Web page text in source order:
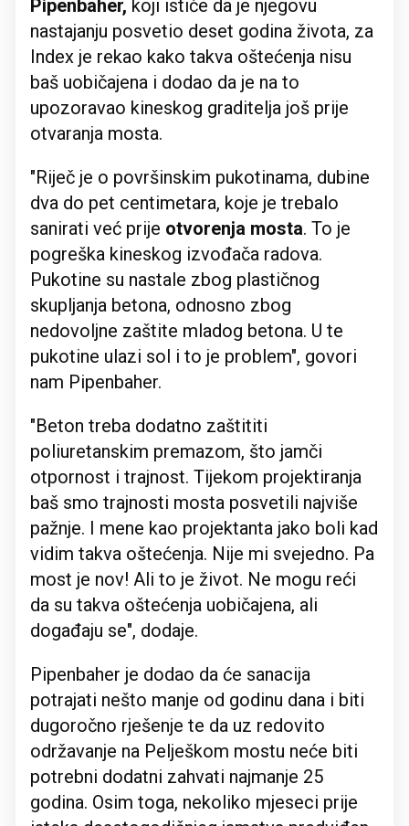
Pipenbaher, koji ističe da je njegovu
nastajanju posvetio deset godina života, za
Index je rekao kako takva oštećenja nisu
baš uobičajena i dodao da je na to
upozoravao kineskog graditelja još prije
otvaranja mosta.
"Riječ je o površinskim pukotinama, dubine
dva do pet centimetara, koje je trebalo
sanirati već prije otvorenja mosta. To je
pogreška kineskog izvođača radova.
Pukotine su nastale zbog plastičnog
skupljanja betona, odnosno zbog
nedovoljne zaštite mladog betona. U te
pukotine ulazi sol i to je problem", govori
nam Pipenbaher.
"Beton treba dodatno zaštititi
poliuretanskim premazom, što jamči
otpornost i trajnost. Tijekom projektiranja
baš smo trajnosti mosta posvetili najviše
pažnje. I mene kao projektanta jako boli kad
vidim takva oštećenja. Nije mi svejedno. Pa
most je nov! Ali to je život. Ne mogu reći
da su takva oštećenja uobičajena, ali
događaju se", dodaje.
Pipenbaher je dodao da će sanacija
potrajati nešto manje od godinu dana i biti
dugoročno rješenje te da uz redovito
održavanje na Pelješkom mostu neće biti
potrebni dodatni zahvati najmanje 25
godina. Osim toga, nekoliko mjeseci prije